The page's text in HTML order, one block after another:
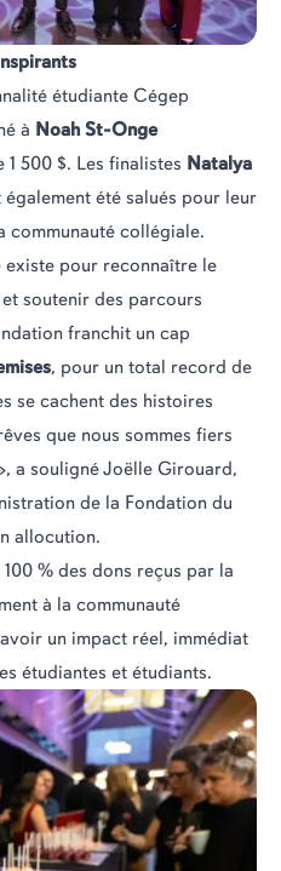
étudiante Cégep
à Noah St-Onge
1 500 $. Les finalistes Natalya
également été salués pour leur
collégiale.
pour reconnaître le
soutenir des parcours
franchit un cap
, pour un total record de
se cachent des histoires
que nous sommes fiers
a souligné Joëlle Girouard,
de la Fondation du
allocution.
% des dons reçus par la
à la communauté
un impact réel, immédiat
étudiantes et étudiants.